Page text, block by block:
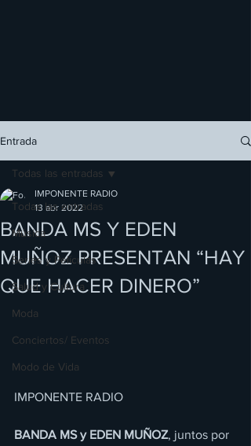
Entrada
Todas las entradas
Música
Series y Películas
Salud y Cultura
Moda
Conciertos/ Eventos
Modo de Vida
Todas las entradas
BANDA MS Y EDEN
MUÑOZ PRESENTAN “HAY
QUE HACER DINERO”
IMPONENTE RADIO
13 abr 2022
IMPONENTE RADIO
BANDA MS y EDEN MUÑOZ, juntos por